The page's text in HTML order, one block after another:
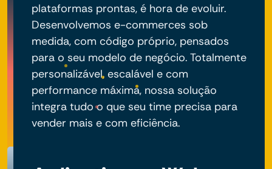
plataformas prontas, é hora de evoluir.
Desenvolvemos e-commerces sob
medida, com código próprio, pensados
para o seu modelo de negócio. Totalmente
personalizável, escalável e com
performance máxima, nossa solução
integra tudo o que seu time precisa para
vender mais e com eficiência.